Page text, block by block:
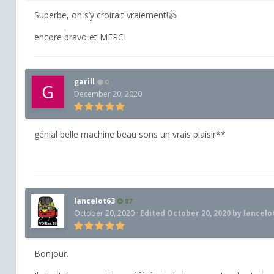
Superbe, on s’y croirait vraiement!👍
encore bravo et MERCI
garill 0
December 20, 2020
génial belle machine beau sons un vrais plaisir**
lancelot63 87
October 20, 2020 · Edited October 20, 2020 by
Bonjour.